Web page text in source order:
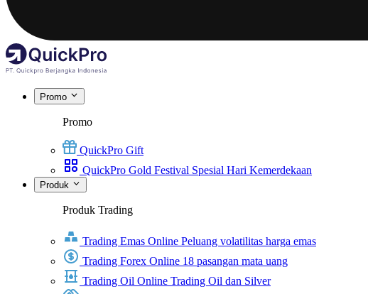
Promo
Promo
QuickPro Gift
QuickPro Gold Festival Spesial Hari Kemerdekaan
Produk
Produk Trading
Trading Emas Online Peluang volatilitas harga emas
Trading Forex Online 18 pasangan mata uang
Trading Oil Online Trading Oil dan Silver